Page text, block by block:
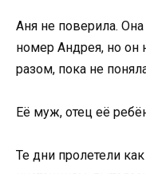
Аня не поверила.
номер Андрея, но он
разом, пока не
Её муж, отец её
Те дни пролетели